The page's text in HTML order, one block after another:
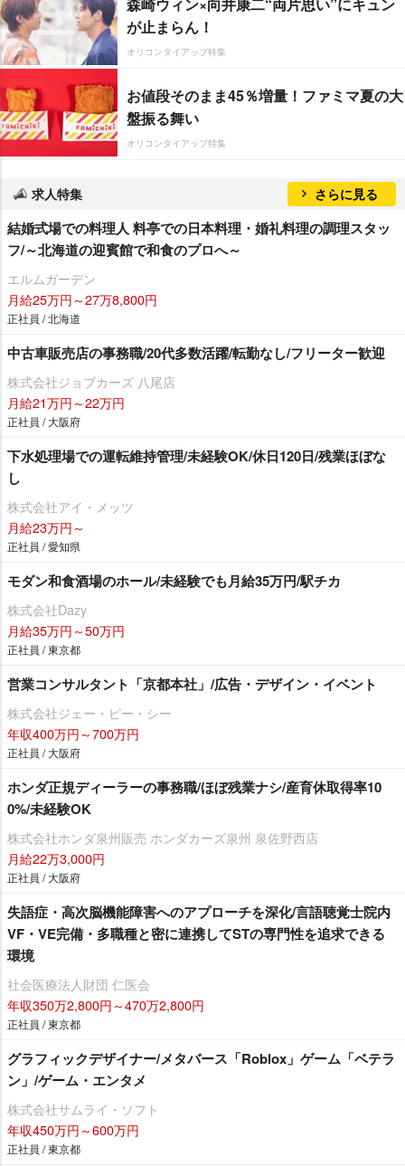
が止まらん！
オリコンタイアップ特集
お値段そのまま45％増量！ファミマ夏の大
盤振る舞い
オリコンタイアップ特集
求人特集 さらに見る
結婚式場での料理人 料亭での日本料理・婚礼料理の調理スタッ
フ/～北海道の迎賓館で和食のプロへ～
エルムガーデン
月給25万円～27万8,800円
正社員 / 北海道
中古車販売店の事務職/20代多数活躍/転勤なし/フリーター歓迎
株式会社ジョブカーズ 八尾店
月給21万円～22万円
正社員 / 大阪府
下水処理場での運転維持管理/未経験OK/休日120日/残業ほぼな
し
株式会社アイ・メッツ
月給23万円～
正社員 / 愛知県
モダン和食酒場のホール/未経験でも月給35万円/駅チカ
株式会社Dazy
月給35万円～50万円
正社員 / 東京都
営業コンサルタント「京都本社」/広告・デザイン・イベント
株式会社ジェー・ピー・シー
年収400万円～700万円
正社員 / 大阪府
ホンダ正規ディーラーの事務職/ほぼ残業ナシ/産育休取得率10
0%/未経験OK
株式会社ホンダ泉州販売 ホンダカーズ泉州 泉佐野西店
月給22万3,000円
正社員 / 大阪府
失語症・高次脳機能障害へのアプローチを深化/言語聴覚士院内
VF・VE完備・多職種と密に連携してSTの専門性を追求できる
環境
社会医療法人財団 仁医会
年収350万2,800円～470万2,800円
正社員 / 東京都
グラフィックデザイナー/メタバース「Roblox」ゲーム「ベテラ
ン」/ゲーム・エンタメ
株式会社サムライ・ソフト
年収450万円～600万円
正社員 / 東京都